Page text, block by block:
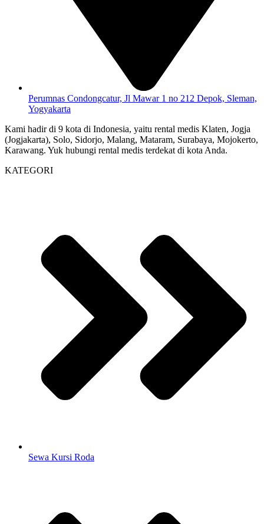
Perumnas Condongcatur, Jl Mawar 1 no 212 Depok, Sleman,
Yogyakarta
Kami hadir di 9 kota di Indonesia, yaitu rental medis Klaten, Jogja
(Jogjakarta), Solo, Sidorjo, Malang, Mataram, Surabaya, Mojokerto,
Karawang. Yuk hubungi rental medis terdekat di kota Anda.
KATEGORI
Sewa Kursi Roda